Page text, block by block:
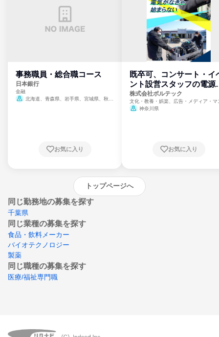
事務職員・総合職コース
日本銀行
金融
北海道、青森県、岩手県、宮城県、秋田
崎県、熊本県、大分県、宮崎県、鹿児島県、
お気に入り
既卒可、コンサート・イ
ント設営スタッフの電源
門
株式会社ボルテック
文化・教養・娯楽、広告・メディア・マ
ミ、電力・ガス・水道・エネルギー
神奈川県
お気に入り
トップページへ
同じ勤務地の募集を探す
千葉県
同じ業種の募集を探す
食品・飲料メーカー
バイオテクノロジー
製薬
同じ職種の募集を探す
医療/福祉専門職